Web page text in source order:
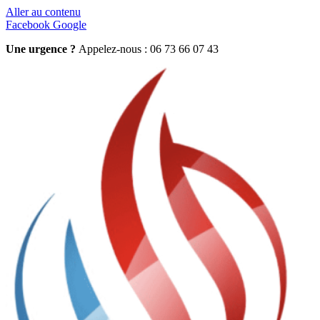
Aller au contenu
Facebook Google
Une urgence ? Appelez-nous : 06 73 66 07 43